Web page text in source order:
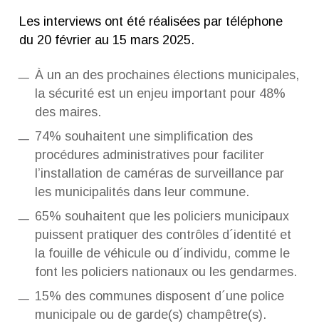
Les interviews ont été réalisées par téléphone
du 20 février au 15 mars 2025.
À un an des prochaines élections municipales,
la sécurité est un enjeu important pour 48%
des maires.
74% souhaitent une simplification des
procédures administratives pour faciliter
l’installation de caméras de surveillance par
les municipalités dans leur commune.
65% souhaitent que les policiers municipaux
puissent pratiquer des contrôles d´identité et
la fouille de véhicule ou d´individu, comme le
font les policiers nationaux ou les gendarmes.
15% des communes disposent d´une police
municipale ou de garde(s) champêtre(s).